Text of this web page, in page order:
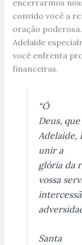
encerrarmos
convido você a
oração
Adelaide
você enfrenta
financeiras.
“Ó
Deus,
Adelaide,
unir a
glória da
vossa
Santa